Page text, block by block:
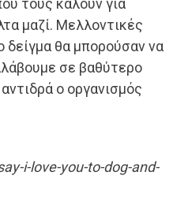
τους καλούν για
μαζί. Μελλοντικές
δείγμα θα μπορούσαν να
σε βαθύτερο
ο οργανισμός
i-love-you-to-dog-and-